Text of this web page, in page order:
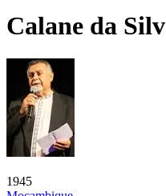
Calane da
1945